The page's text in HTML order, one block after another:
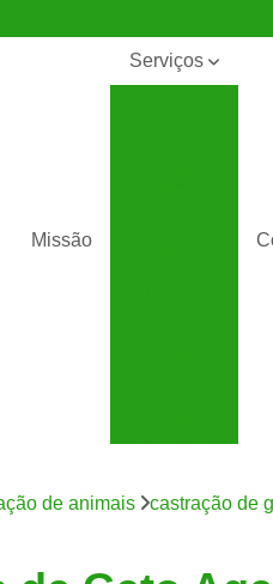
Missão
Serviços
animais
para
de animais castração de